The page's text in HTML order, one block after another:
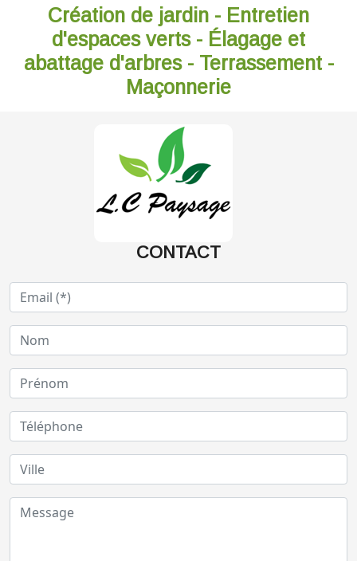
Création de jardin - Entretien
d'espaces verts - Élagage et
abattage d'arbres - Terrassement -
Maçonnerie
CONTACT